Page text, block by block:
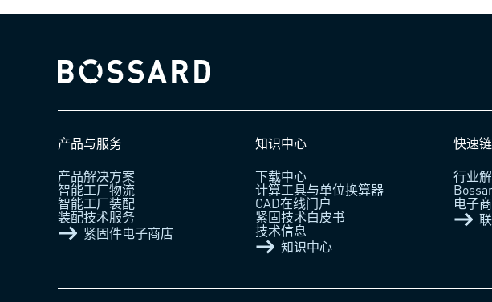
Bossard homepage
产品与服务
产品解决方案
智能工厂物流
智能工厂装配
装配技术服务
紧固件电子商店
知识中心
下载中心
计算工具与单位换算器
CAD在线门户
紧固技术白皮书
技术信息
知识中心
快速
行业
电子